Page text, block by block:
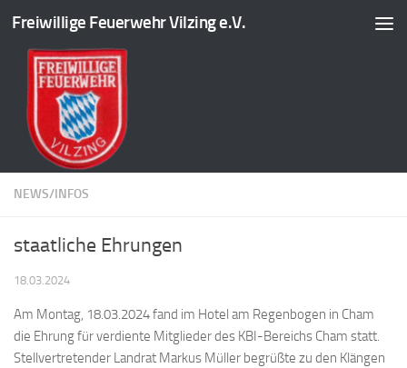
Zum Inhalt springen
Freiwillige Feuerwehr Vilzing e.V.
NEWS/INFOS
staatliche Ehrungen
18.03.2024
Am Montag, 18.03.2024 fand im Hotel am Regenbogen in Cham
die Ehrung für verdiente Mitglieder des KBI-Bereichs Cham statt.
Stellvertretender Landrat Markus Müller begrüßte zu den Klängen